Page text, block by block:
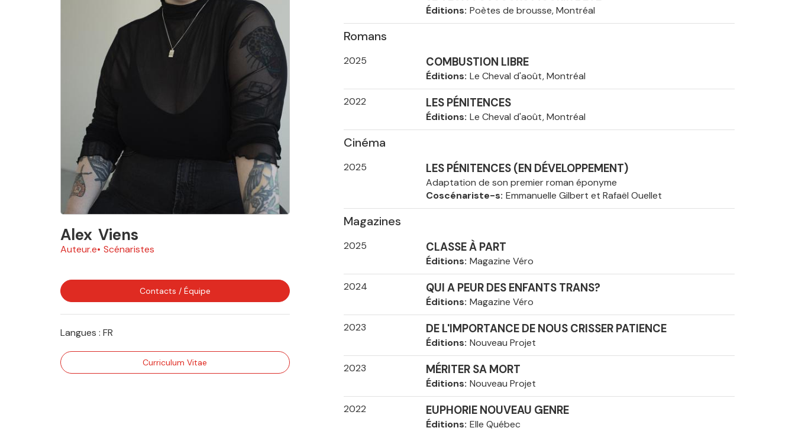
Alex Viens
Auteur.e Scénaristes
Contacts / Équipe
Langues : FR
Curriculum Vitae
Éditions Poètes de brousse, Montréal
Romans
2025 COMBUSTION LIBRE
Éditions Le Cheval d'août, Montréal
2022 LES PÉNITENCES
Éditions Le Cheval d'août, Montréal
Cinéma
2025 LES PÉNITENCES (EN DÉVELOPPEMENT)
Adaptation de son premier roman éponyme
Coscénariste-s Emmanuelle Gilbert et Rafaël Ouellet
Magazines
2025 CLASSE À PART
Éditions Magazine Véro
2024 QUI A PEUR DES ENFANTS TRANS?
Éditions Magazine Véro
2023 DE L'IMPORTANCE DE NOUS CRISSER PATIENCE
Éditions Nouveau Projet
2023 MÉRITER SA MORT
Éditions Nouveau Projet
2022 EUPHORIE NOUVEAU GENRE
Éditions Elle Québec